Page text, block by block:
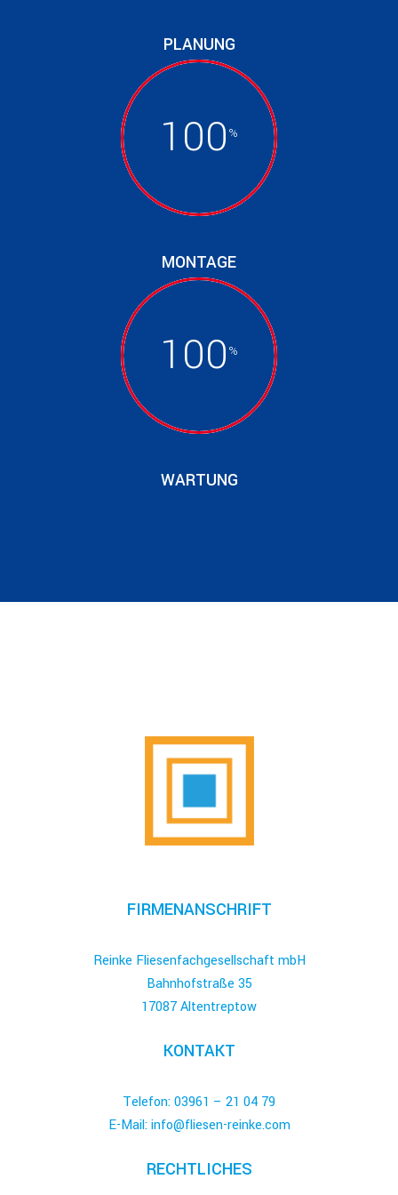
PLANUNG
100
MONTAGE
100
WARTUNG
FIRMENANSCHRIFT
Reinke Fliesenfachgesellschaft mbH
Bahnhofstraße 35
17087 Altentreptow
KONTAKT
Telefon: 03961 – 21 04 79
E-Mail: info@fliesen-reinke.com
RECHTLICHES